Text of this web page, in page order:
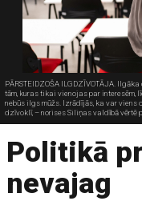
PĀRSTEIDZOŠA ILGDZĪVOTĀJA.
tām, kuras tikai vienojas par interesēm,
nebūs ilgs mūžs. Izrādījās, ka var
dzīvoklī, – norises Siliņas valdībā vērtē
Politikā
nevajag